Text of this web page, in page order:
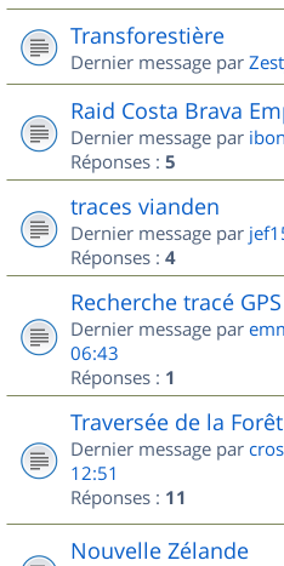
Transforestière
Dernier message par
Raid Costa Brava
Dernier message par
Réponses : 5
traces vianden
Dernier message par
Réponses : 4
Recherche tracé
Dernier message par
06:43
Réponses : 1
Traversée de la
Dernier message par
12:51
Réponses : 11
Nouvelle Zélande